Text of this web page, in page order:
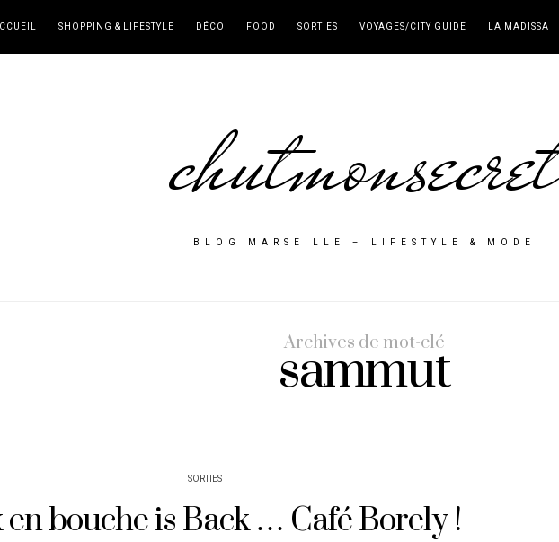
SHOPPING & LIFESTYLE DÉCO FOOD SORTIES VOYAGES/CITY GUIDE LA MADISSA
chutmonsecret
BLOG MARSEILLE – LIFESTYLE & MODE
Archives de mot-clé
sammut
SORTIES
bouche is Back … Café Borely !